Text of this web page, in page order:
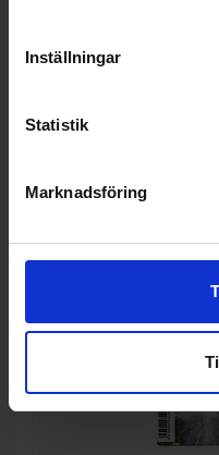
Inställningar
Statistik
Marknadsföring